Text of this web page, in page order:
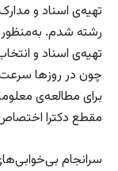
تهیه‌ی اسناد و
رشته شدم. به‌منظور
تهیه‌ی اسناد و
چون در روزها سرعت
برای مطالعه‌ی
مقطع دکترا
سرانجام